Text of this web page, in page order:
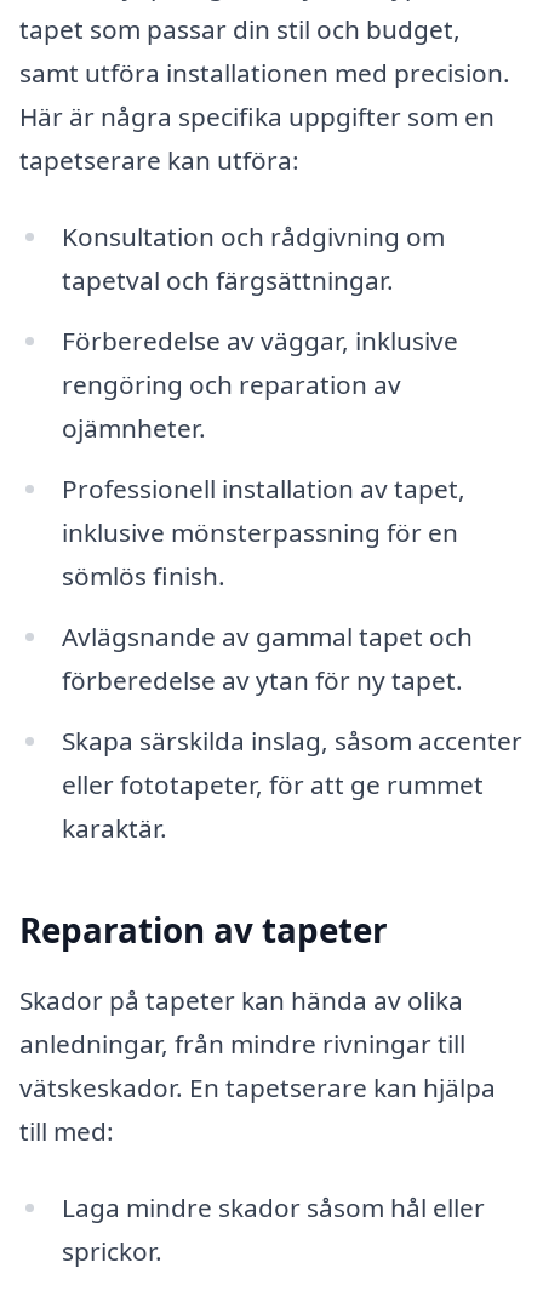
tapet som passar din stil och budget,
samt utföra installationen med precision.
Här är några specifika uppgifter som en
tapetserare kan utföra:
Konsultation och rådgivning om
tapetval och färgsättningar.
Förberedelse av väggar, inklusive
rengöring och reparation av
ojämnheter.
Professionell installation av tapet,
inklusive mönsterpassning för en
sömlös finish.
Avlägsnande av gammal tapet och
förberedelse av ytan för ny tapet.
Skapa särskilda inslag, såsom accenter
eller fototapeter, för att ge rummet
karaktär.
Reparation av tapeter
Skador på tapeter kan hända av olika
anledningar, från mindre rivningar till
vätskeskador. En tapetserare kan hjälpa
till med:
Laga mindre skador såsom hål eller
sprickor.